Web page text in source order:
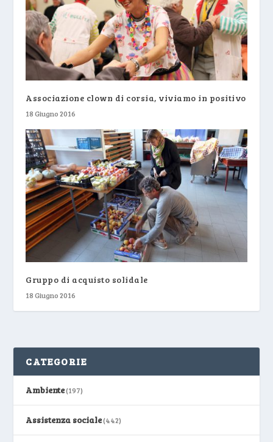
Associazione clown di corsia, viviamo in positivo
18 Giugno 2016
Gruppo di acquisto solidale
18 Giugno 2016
CATEGORIE
Ambiente(197)
Assistenza sociale(442)